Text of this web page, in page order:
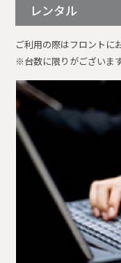
レンタル
ご利用の際はフロントに
※台数に限りがございます